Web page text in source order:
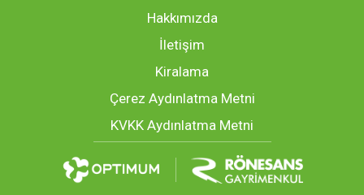
Hakkımızda
İletişim
Kiralama
Çerez Aydınlatma Metni
KVKK Aydınlatma Metni